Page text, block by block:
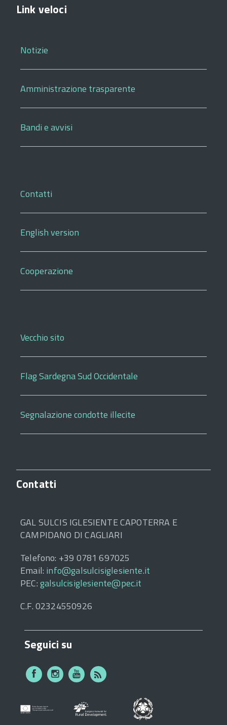
Link veloci
Notizie
Amministrazione trasparente
Bandi e avvisi
Contatti
English version
Cooperazione
Vecchio sito
Flag Sardegna Sud Occidentale
Segnalazione condotte illecite
Contatti
GAL SULCIS IGLESIENTE CAPOTERRA E
CAMPIDANO DI CAGLIARI
Telefono: +39 0781 697025
Email: info@galsulcisiglesiente.it
PEC:galsulcisiglesiente@pec.it
C.F. 02324550926
Seguici su